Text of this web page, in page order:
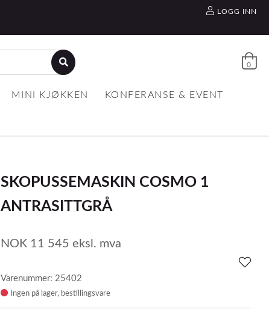
LOGG INN
0
MINI KJØKKEN KONFERANSE & EVENT
SKOPUSSEMASKIN COSMO 1
ANTRASITTGRÅ
NOK 11 545 eksl. mva
Varenummer: 25402
Ingen på lager